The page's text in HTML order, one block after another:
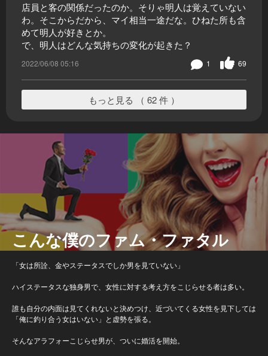
店員と客の関係だったのか。そりゃ明人は覚えていない
わ。そこからだから、マイ相当一途だな。ひねた所も含
めて明人が好きとか。
で、明人はどんな気持ちの変化が起きた？
2022/06/08 05:16 69
1
もっと見る （ 62 件 ）
こんな僕のファム・ファタル
「女は所詮、金やステータスでしか男を見ていない」
ハイステータスな独身男で、女性に対する考え方をこじらせる者は多い。
誰も自分の内面は見てくれないと決めつけ、近づいてくる女性を見下しては
「俺に釣り合う女はいない」と虚勢を張る。
そんなアラフォーこじらせ男が、ついに婚活を開始。